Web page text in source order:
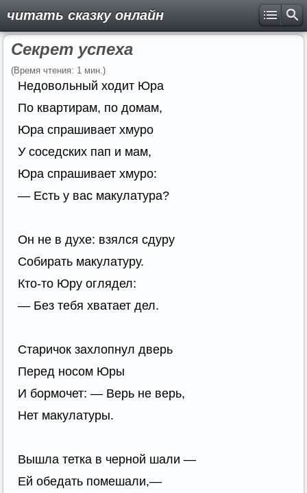
читать сказку онлайн
Секрет успеха
(Время чтения: 1 мин.)
Недовольный ходит Юра
По квартирам, по домам,
Юра спрашивает хмуро
У соседских пап и мам,
Юра спрашивает хмуро:
— Есть у вас макулатура?
Он не в духе: взялся сдуру
Собирать макулатуру.
Кто-то Юру оглядел:
— Без тебя хватает дел.
Старичок захлопнул дверь
Перед носом Юры
И бормочет: — Верь не верь,
Нет макулатуры.
Вышла тетка в черной шали —
Ей обедать помешали,—